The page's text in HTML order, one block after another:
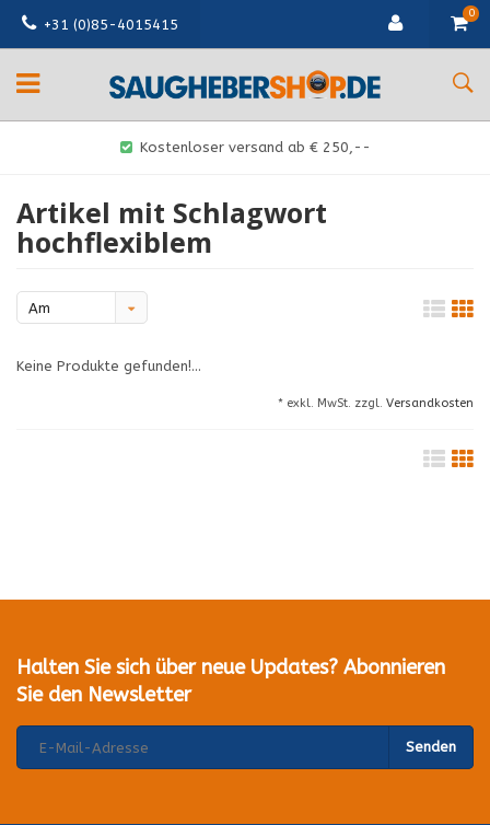
+31 (0)85-4015415
0
Kostenloser versand ab € 250,--
Artikel mit Schlagwort
hochflexiblem
Am
angesehen
Keine Produkte gefunden!...
* exkl. MwSt. zzgl. Versandkosten
Halten Sie sich über neue Updates? Abonnieren
Sie den Newsletter
Senden